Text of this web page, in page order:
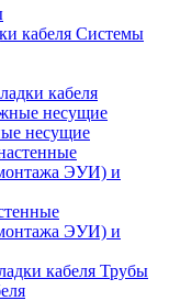
Системы
кабеля
несущие
ЭУИ) и
Трубы